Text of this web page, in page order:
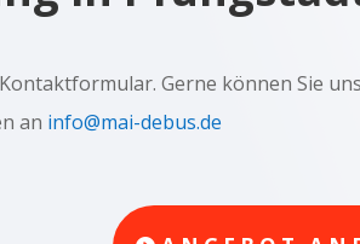
Gerne können Sie
an info@mai-debus.de